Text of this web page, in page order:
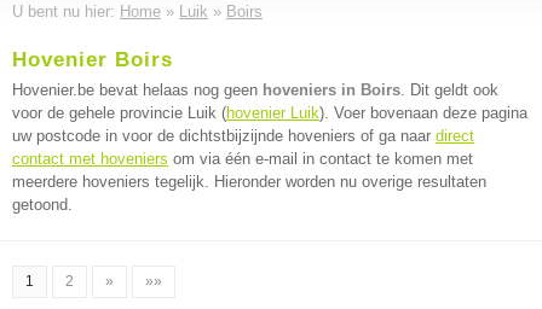
U bent nu hier: Home » Luik » Boirs
Hovenier Boirs
Hovenier.be bevat helaas nog geen hoveniers in Boirs. Dit geldt ook
voor de gehele provincie Luik (hovenier Luik). Voer bovenaan deze pagina
uw postcode in voor de dichtstbijzijnde hoveniers of ga naar direct
contact met hoveniers om via één e-mail in contact te komen met
meerdere hoveniers tegelijk. Hieronder worden nu overige resultaten
getoond.
1 2 » »»